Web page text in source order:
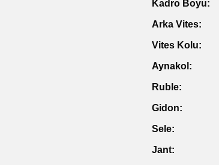
Kadro Boyu:
Arka Vites:
Vites Kolu:
Aynakol:
Ruble:
Gidon:
Sele:
Jant: